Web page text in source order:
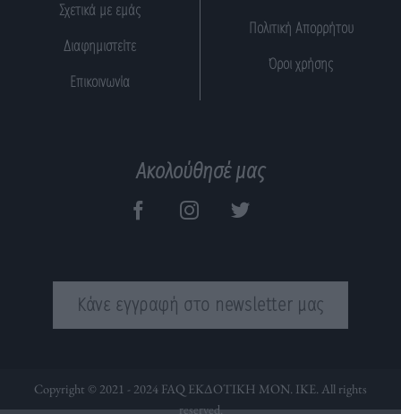
Σχετικά με εμάς
Διαφημιστείτε
Επικοινωνία
Πολιτική Απορρήτου
Όροι χρήσης
Ακολούθησέ μας
Κάνε εγγραφή στο newsletter μας
Copyright © 2021 - 2024 FAQ ΕΚΔΟΤΙΚΗ ΜΟΝ. ΙΚΕ. All rights
reserved.